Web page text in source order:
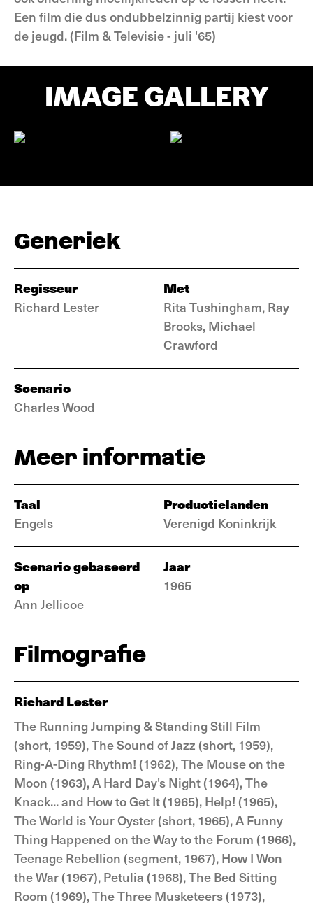
Een film die dus ondubbelzinnig partij kiest voor
de jeugd. (Film & Televisie - juli '65)
IMAGE GALLERY
Generiek
Regisseur
Richard Lester
Met
Rita Tushingham, Ray
Brooks, Michael
Crawford
Scenario
Charles Wood
Meer informatie
Taal
Engels
Productielanden
Verenigd Koninkrijk
Scenario gebaseerd
op
Ann Jellicoe
Jaar
1965
Filmografie
Richard Lester
The Running Jumping & Standing Still Film
(short, 1959), The Sound of Jazz (short, 1959),
Ring-A-Ding Rhythm! (1962), The Mouse on the
Moon (1963), A Hard Day's Night (1964), The
Knack... and How to Get It (1965), Help! (1965),
The World is Your Oyster (short, 1965), A Funny
Thing Happened on the Way to the Forum (1966),
Teenage Rebellion (segment, 1967), How I Won
the War (1967), Petulia (1968), The Bed Sitting
Room (1969), The Three Musketeers (1973),